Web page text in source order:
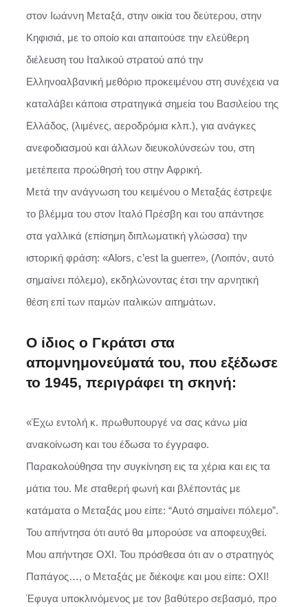
στον Ιωάννη Μεταξά, στην οικία του δεύτερου, στην
Κηφισιά, με το οποίο και απαιτούσε την ελεύθερη
διέλευση του Ιταλικού στρατού από την
Ελληνοαλβανική μεθόριο προκειμένου στη συνέχεια να
καταλάβει κάποια στρατηγικά σημεία του Βασιλείου της
Ελλάδος, (λιμένες, αεροδρόμια κλπ.), για ανάγκες
ανεφοδιασμού και άλλων διευκολύνσεών του, στη
μετέπειτα προώθησή του στην Αφρική.
Μετά την ανάγνωση του κειμένου ο Μεταξάς έστρεψε
το βλέμμα του στον Ιταλό Πρέσβη και του απάντησε
στα γαλλικά (επίσημη διπλωματική γλώσσα) την
ιστορική φράση: «Alors, c’est la guerre», (Λοιπόν, αυτό
σημαίνει πόλεμο), εκδηλώνοντας έτσι την αρνητική
θέση επί των ιταμών ιταλικών αιτημάτων.
O ίδιος ο Γκράτσι στα
απομνημονεύματά του, που εξέδωσε
το 1945, περιγράφει τη σκηνή:
«Έχω εντολή κ. πρωθυπουργέ να σας κάνω μία
ανακοίνωση και του έδωσα το έγγραφο.
Παρακολούθησα την συγκίνηση εις τα χέρια και εις τα
μάτια του. Με σταθερή φωνή και βλέποντάς με
κατάματα ο Μεταξάς μου είπε: “Αυτό σημαίνει πόλεμο”.
Του απήντησα ότι αυτό θα μπορούσε να αποφευχθεί.
Μου απήντησε ΟΧΙ. Του πρόσθεσα ότι αν ο στρατηγός
Παπάγος…, ο Μεταξάς με διέκοψε και μου είπε: ΟΧΙ!
Έφυγα υποκλινόμενος με τον βαθύτερο σεβασμό, προ